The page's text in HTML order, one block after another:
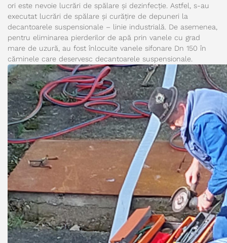
ori este nevoie lucrări de spălare și dezinfecție. Astfel, s-au
executat lucrări de spălare și curățire de depuneri la
decantoarele suspensionale – linie industrială. De asemenea,
pentru eliminarea pierderilor de apă prin vanele cu grad
mare de uzură, au fost înlocuite vanele sifonare Dn 150 în
căminele care deservesc decantoarele suspensionale.